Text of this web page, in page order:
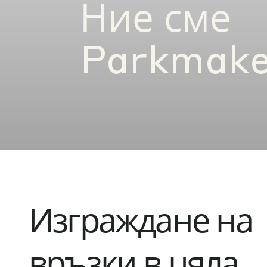
Ние сме
Изграждане на